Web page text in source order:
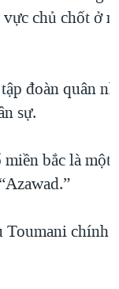
chủ chốt ở
đoàn quân
sự.
bắc là một
Toumani chính